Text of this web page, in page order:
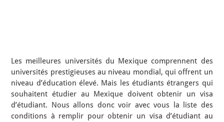
Les meilleures universités du Mexique comprennent des
universités prestigieuses au niveau mondial, qui offrent un
niveau d’éducation élevé. Mais les étudiants étrangers qui
souhaitent étudier au Mexique doivent obtenir un visa
d’étudiant. Nous allons donc voir avec vous la liste des
conditions à remplir pour obtenir un visa d’étudiant au